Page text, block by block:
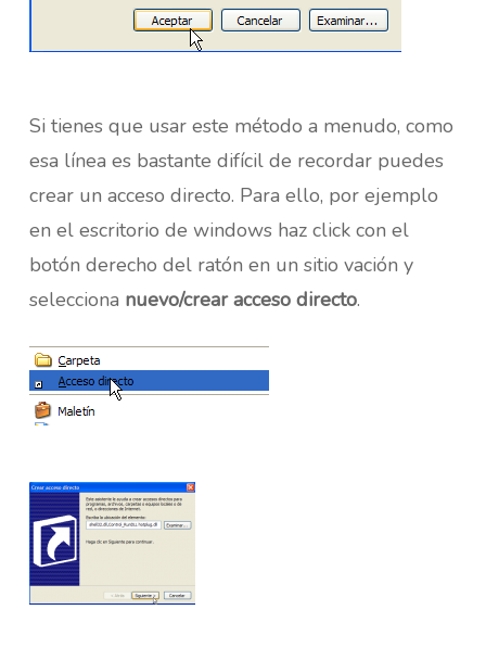
Si tienes que usar este método a menudo, como
esa línea es bastante difícil de recordar puedes
crear un acceso directo. Para ello, por ejemplo
en el escritorio de windows haz click con el
botón derecho del ratón en un sitio vación y
selecciona nuevo/crear acceso directo.